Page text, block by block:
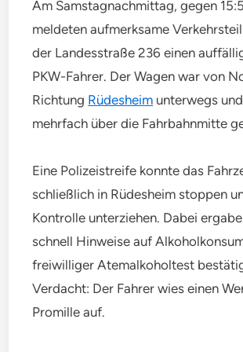
Am Samstagnachmittag, gegen
meldeten aufmerksame
der Landesstraße 236 einen
PKW-Fahrer. Der Wagen war von
Richtung Rüdesheim unterwegs
mehrfach über die Fahrbahnmitte
Eine Polizeistreife konnte das
schließlich in Rüdesheim stoppen
Kontrolle unterziehen. Dabei
schnell Hinweise auf
freiwilliger Atemalkoholtest
Verdacht: Der Fahrer wies einen
Promille auf.